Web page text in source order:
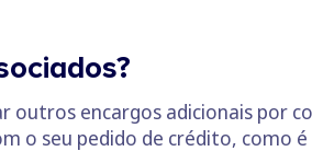
outros encargos adicionais por
o seu pedido de crédito, como é